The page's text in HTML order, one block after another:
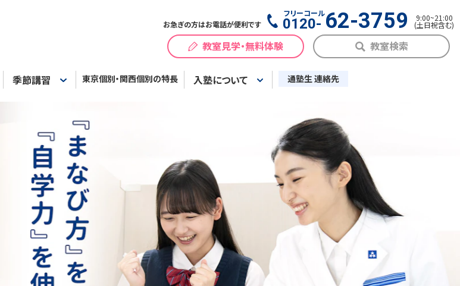
お急ぎの方はお電話が便利です
フリーコール
0120- 62-3759 9:00~21:00
(土日祝含む)
教室見学・無料体験 教室検索
季節講習 東京個別・関西個別の特長 入塾について 通塾生 連絡先